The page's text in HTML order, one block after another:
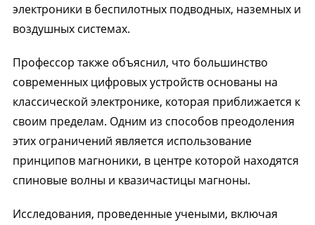
электроники в беспилотных подводных, наземных и
воздушных системах.
Профессор также объяснил, что большинство
современных цифровых устройств основаны на
классической электронике, которая приближается к
своим пределам. Одним из способов преодоления
этих ограничений является использование
принципов магноники, в центре которой находятся
спиновые волны и квазичастицы магноны.
Исследования, проведенные учеными, включая